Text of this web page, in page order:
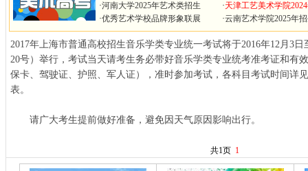
·河南大学2025年艺术类招生
·优秀艺术学校品牌形象联展
·天津工艺美术学院
·云南艺术学院2025年
2017年上海市普通高校招生音乐学类专业统一考试将于2016年12月3
20号）举行，考试当天请考生务必带好音乐学类专业统考准考证和有
保卡、驾驶证、护照、军人证），准时参加考试，各科目考试时间详
表。
请广大考生提前做好准备，避免因天气原因影响出行。
共1页 1